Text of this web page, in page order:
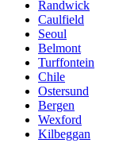
Randwick
Caulfield
Seoul
Belmont
Turffontein
Chile
Ostersund
Bergen
Wexford
Kilbeggan